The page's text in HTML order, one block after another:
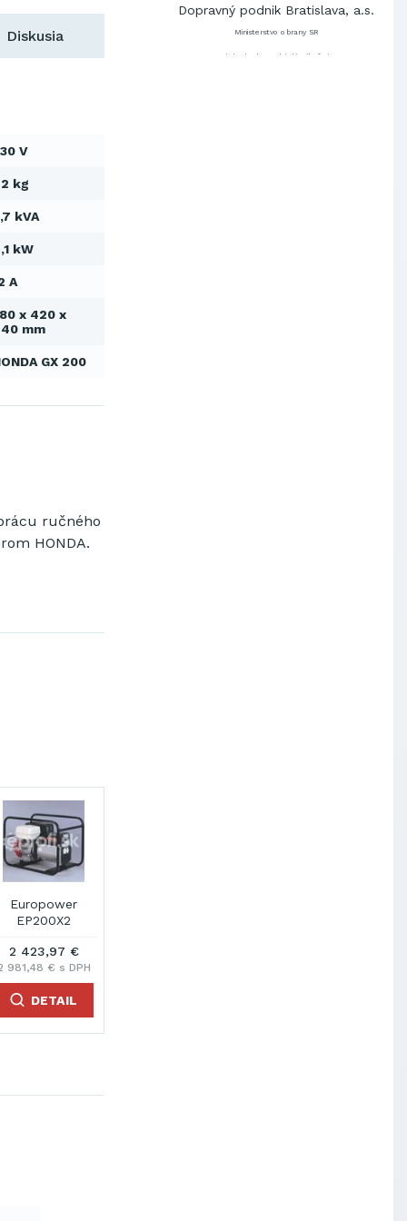
Diskusia
V
kg
kVA
kW
A
x 420 x
mm
GX 200
ručného
HONDA.
DPH
Europower
1 178,04 €
1 448,99 € s DPH
Dopravný podnik Bratislava, a.s.
Ministerstvo obrany SR
Východoslovenská distribučná,